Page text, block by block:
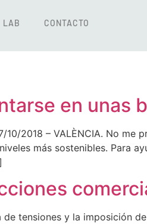
LAB CONTACTO
en unas
10/2018 – VALÈNCIA. No
más sostenibles. Para
tensiones y la imposición